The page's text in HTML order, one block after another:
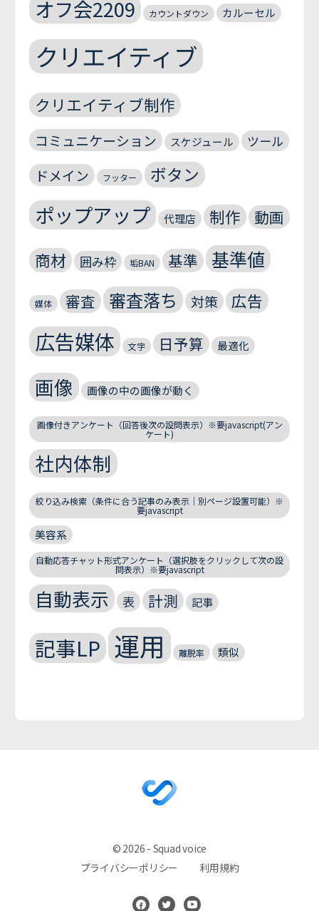
オフ会2209 カウントダウン カルーセル
クリエイティブ
クリエイティブ制作
コミュニケーション スケジュール ツール
ドメイン フッター ボタン
ポップアップ 代理店 制作 動画
商材 囲み枠 垢BAN 基準 基準値
媒体 審査 審査落ち 対策 広告
広告媒体 文字 日予算 最適化
画像 画像の中の画像が動く
画像付きアンケート（回答後次の設問表示）※要javascript(アン
ケート)
社内体制
絞り込み検索（条件に合う記事のみ表示｜別ページ設置可能）※
要javascript
美容系
自動応答チャット形式アンケート（選択肢をクリックして次の設
問表示）※要javascript
自動表示 表 計測 記事
記事LP 運用 離脱率 類似
© 2026 - Squad voice
プライバシーポリシー
利用規約